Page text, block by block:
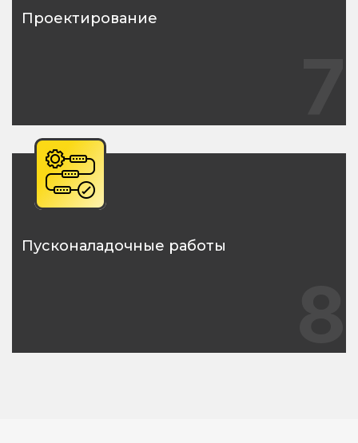
Проектирование
Пусконаладочные работы